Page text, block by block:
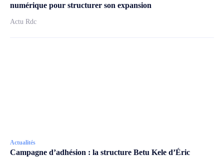
numérique pour structurer son expansion
Actu Rdc
Actualités
Campagne d’adhésion : la structure Betu Kele d’Éric